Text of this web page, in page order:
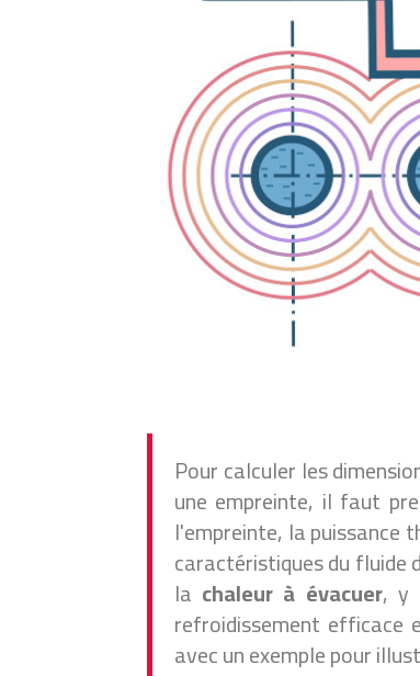
Pour calculer les
une empreinte, il faut
l'empreinte, la puissance
caractéristiques du fluide
la chaleur à évacuer, y
refroidissement efficace
avec un exemple pour